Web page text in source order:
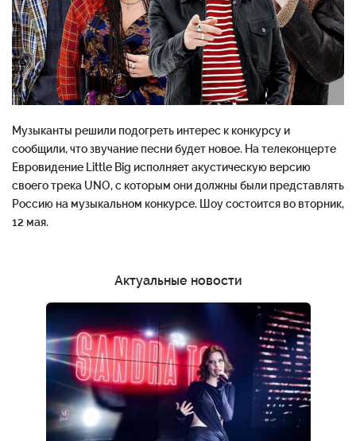
Музыканты решили подогреть интерес к конкурсу и
сообщили, что звучание песни будет новое. На телеконцерте
Евровидение Little Big исполняет акустическую версию
своего трека UNO, с которым они должны были представлять
Россию на музыкальном конкурсе. Шоу состоится во вторник,
12 мая.
Актуальные новости